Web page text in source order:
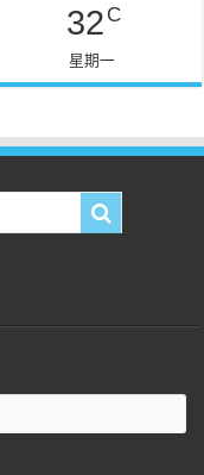
32 C
星期一